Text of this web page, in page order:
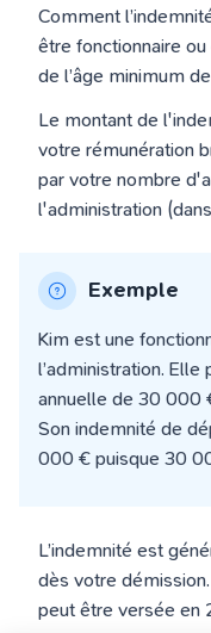
Comment
être fonctionnaire
de l’âge minimum
Le montant de
votre rémunération
par votre nombre
l'administration
Exemple
Kim est une
l’administration.
annuelle de 30 000
Son indemnité de
000 € puisque 30
L’indemnité est
dès votre
peut être versée en